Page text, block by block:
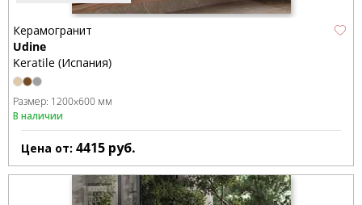
Керамогранит
Udine
Keratile (Испания)
Размер: 1200x600 мм
В наличии
Цена от: 4415 руб.